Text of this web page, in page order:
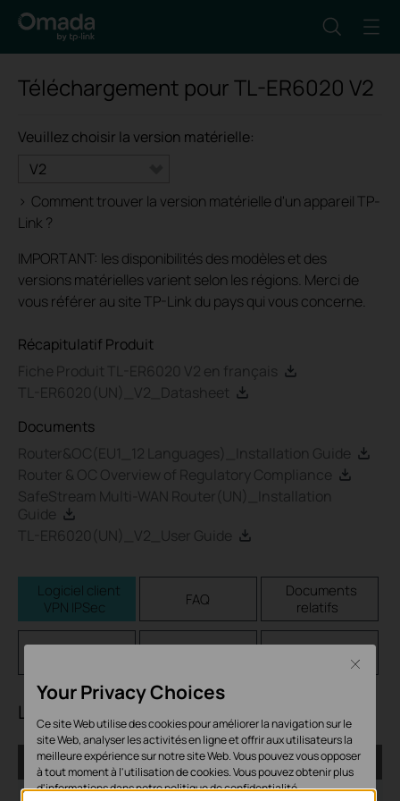
Téléchargement pourTL-ER6020 V2
Veuillez choisir la version matérielle:
V2
> Comment trouver la version matérielle d'un appareil TP-
Link ?
IMPORTANT: les disponibilités des modèles et des
versions matérielles varient selon les régions. Merci de
vous référer au site TP-Link du pays qui vous concerne.
Récapitulatif Produit
Fiche Produit TL-ER6020 V2 en français
TL-ER6020(UN)_V2_Datasheet
Documents
Router&OC(EU1_12 Languages)_Installation Guide
Router & OC Overview of Regulatory Compliance
SafeStream Multi-WAN Router(UN)_Installation
Guide
TL-ER6020(UN)_V2_User Guide
Logiciel client
VPN IPSec
FAQ
Documents
relatifs
Logiciel client VPN IPSec
IPSec VPN Client
Date de publication:2017-08-11
Your Privacy Choices
Ce site Web utilise des cookies pour améliorer la navigation sur le
site Web, analyser les activités en ligne et offrir aux utilisateurs la
meilleure expérience sur notre site Web. Vous pouvez vous opposer
à tout moment à l'utilisation de cookies. Vous pouvez obtenir plus
d'informations dans notrepolitique de confidentialité.
Close